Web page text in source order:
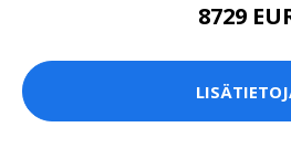
8729